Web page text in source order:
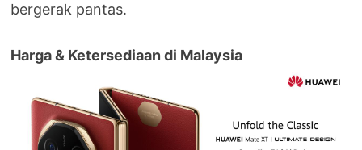
bergerak pantas.
Harga & Ketersediaan di Malaysia